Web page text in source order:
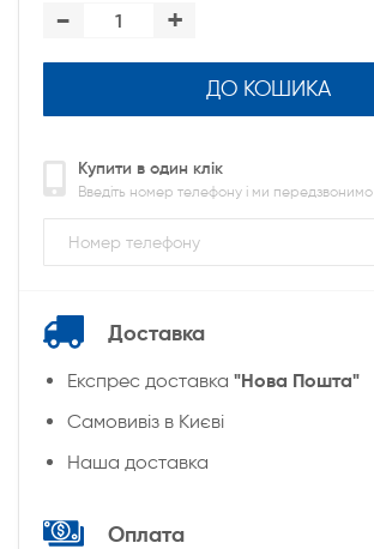
- +
ДО КОШИКА
Купити в один клік
Введіть номер телефону і ми передзвонимо
Доставка
Експрес доставка "Нова Пошта"
Cамовивіз в Києві
Наша доставка
Оплата